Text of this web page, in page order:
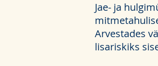
Jae- ja
Arvestades
lisariskiks